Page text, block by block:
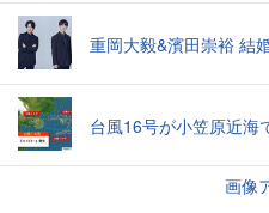
重岡大毅&濱田崇裕 結
台風16号が小笠原近海
画像